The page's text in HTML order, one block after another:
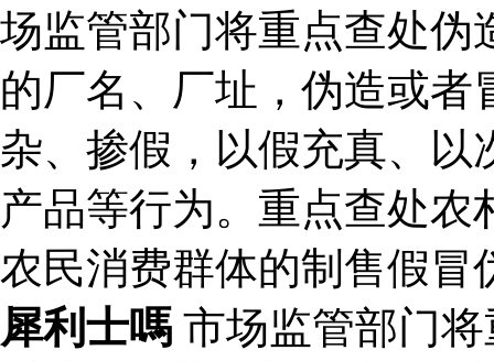
场监管部门将重点查处伪
的厂名、厂址，伪造或
杂、掺假，以假充真、
产品等行为。重点查处
农民消费群体的制售假
犀利士嗎 市场监管部门